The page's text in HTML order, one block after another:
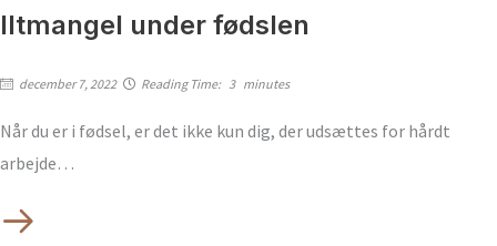
Iltmangel under fødslen
december 7, 2022 Reading Time: 3 minutes
Når du er i fødsel, er det ikke kun dig, der udsættes for hårdt
arbejde…